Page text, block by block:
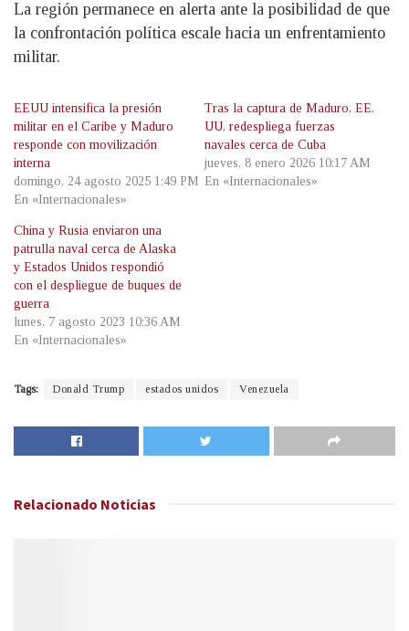
La región permanece en alerta ante la posibilidad de que
la confrontación política escale hacia un enfrentamiento
militar.
EEUU intensifica la presión
militar en el Caribe y Maduro
responde con movilización
interna
domingo, 24 agosto 2025 1:49 PM
En «Internacionales»
Tras la captura de Maduro, EE.
UU. redespliega fuerzas
navales cerca de Cuba
jueves, 8 enero 2026 10:17 AM
En «Internacionales»
China y Rusia enviaron una
patrulla naval cerca de Alaska
y Estados Unidos respondió
con el despliegue de buques de
guerra
lunes, 7 agosto 2023 10:36 AM
En «Internacionales»
Tags: Donald Trump estados unidos Venezuela
Relacionado Noticias